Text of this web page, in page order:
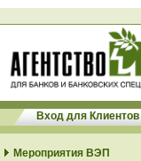
Вход для Клиентов
Мероприятия ВЭП